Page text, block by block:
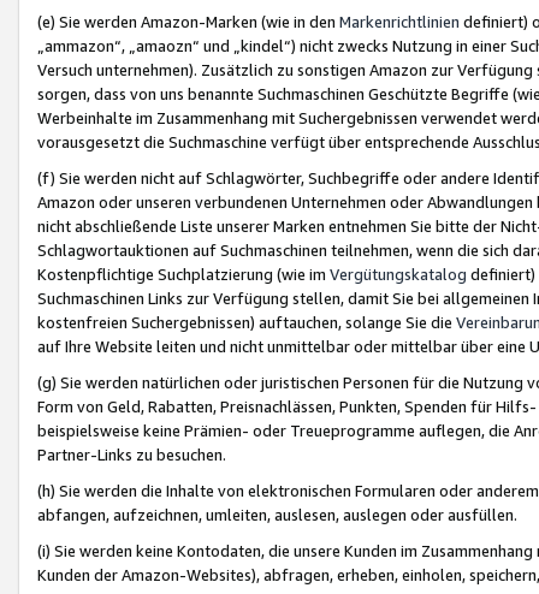
(e) Sie werden Amazon-Marken (wie in den Markenrichtlinien definiert)
„ammazon“, „amaozn“ und „kindel“) nicht zwecks Nutzung in einer
Versuch unternehmen). Zusätzlich zu sonstigen Amazon zur
sorgen, dass von uns benannte Suchmaschinen Geschützte Begriffe
Werbeinhalte im Zusammenhang mit Suchergebnissen verwendet
vorausgesetzt die Suchmaschine verfügt über entsprechende
(f) Sie werden nicht auf Schlagwörter, Suchbegriffe oder andere
Amazon oder unseren verbundenen Unternehmen oder
nicht abschließende Liste unserer Marken entnehmen Sie bitte der
Schlagwortauktionen auf Suchmaschinen teilnehmen, wenn die sich
Kostenpflichtige Suchplatzierung (wie im Vergütungskatalog definiert)
Suchmaschinen Links zur Verfügung stellen, damit Sie bei
kostenfreien Suchergebnissen) auftauchen, solange Sie die
auf Ihre Website leiten und nicht unmittelbar oder mittelbar über eine
(g) Sie werden natürlichen oder juristischen Personen für die Nutzung
Form von Geld, Rabatten, Preisnachlässen, Punkten, Spenden für
beispielsweise keine Prämien- oder Treueprogramme auflegen, die
Partner-Links zu besuchen.
(h) Sie werden die Inhalte von elektronischen Formularen oder
abfangen, aufzeichnen, umleiten, auslesen, auslegen oder ausfüllen.
(i) Sie werden keine Kontodaten, die unsere Kunden im
Kunden der Amazon-Websites), abfragen, erheben, einholen,